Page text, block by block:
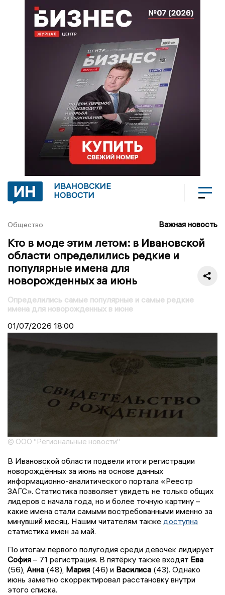
ИВАНОВСКИЕ
НОВОСТИ
Общество Важная новость
Кто в моде этим летом: в Ивановской
области определились редкие и
популярные имена для
новорожденных за июнь
Определились самые популярные и самые редкие
имена для новорожденных в июне
01/07/2026 18:00
© ООО "Региональные новости"
В Ивановской области подвели итоги регистрации
новорождённых за июнь на основе данных
информационно-аналитического портала «Реестр
ЗАГС». Статистика позволяет увидеть не только общих
лидеров с начала года, но и более точную картину –
какие имена стали самыми востребованными именно за
минувший месяц. Нашим читателям также доступна
статистика имен за май.
По итогам первого полугодия среди девочек лидирует
София – 71 регистрация. В пятёрку также входят Ева
(56), Анна (48), Мария (46) и Василиса (43). Однако
июнь заметно скорректировал расстановку внутри
этого списка.